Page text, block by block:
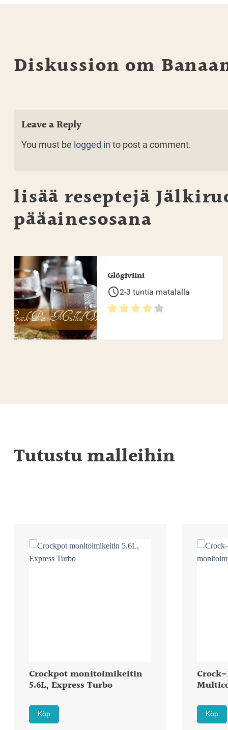
Diskussion om
Leave a Reply
You must be logged in to post a comment.
lisää reseptejä
pääainesosana
Glögiviini
schedule2-3 tuntia matalalla
Tutustu malleihin
Crockpot monitoimikeitin
5.6L, Express Turbo
Köp Köp